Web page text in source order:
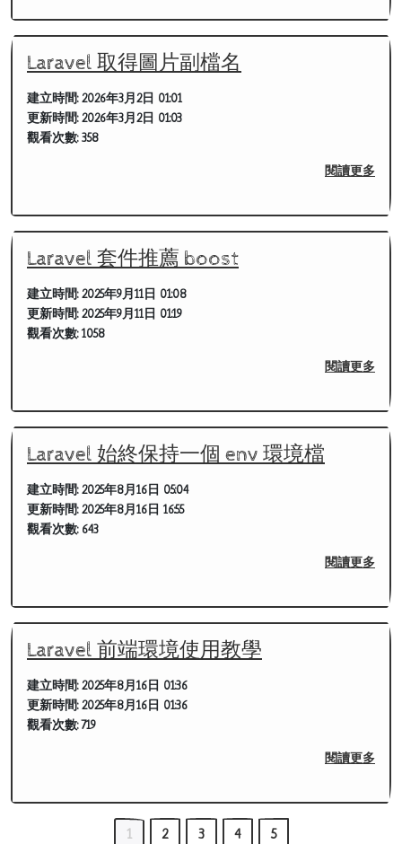
Laravel 取得圖片副檔名
建立時間: 2026年3月2日 01:01
更新時間: 2026年3月2日 01:03
觀看次數: 358
閱讀更多
Laravel 套件推薦 boost
建立時間: 2025年9月11日 01:08
更新時間: 2025年9月11日 01:19
觀看次數:1058
閱讀更多
Laravel 始終保持一個 env 環境檔
建立時間: 2025年8月16日 05:04
更新時間: 2025年8月16日 16:55
觀看次數: 643
閱讀更多
Laravel 前端環境使用教學
建立時間: 2025年8月16日 01:36
更新時間: 2025年8月16日 01:36
觀看次數: 719
閱讀更多
1 2 3 4 5